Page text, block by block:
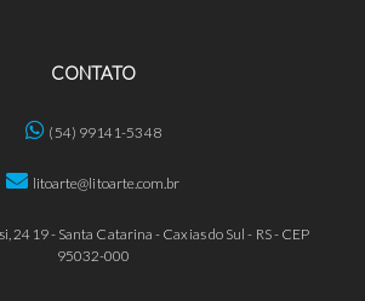
CONTATO
(54) 99141-5348
litoarte@litoarte.com.br
2419 - Santa Catarina - Caxias do Sul - RS - CEP
95032-000